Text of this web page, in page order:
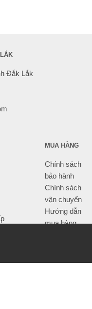
Đắk Lắk
MUA HÀNG
Chính sách
bảo hành
Chính sách
vận chuyển
Hướng dẫn
mua hàng